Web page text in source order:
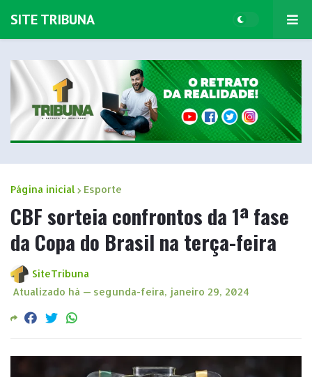
SITE TRIBUNA
Página inicial Esporte
CBF sorteia confrontos da 1ª fase
da Copa do Brasil na terça-feira
SiteTribuna
Atualizado há — segunda-feira, janeiro 29, 2024